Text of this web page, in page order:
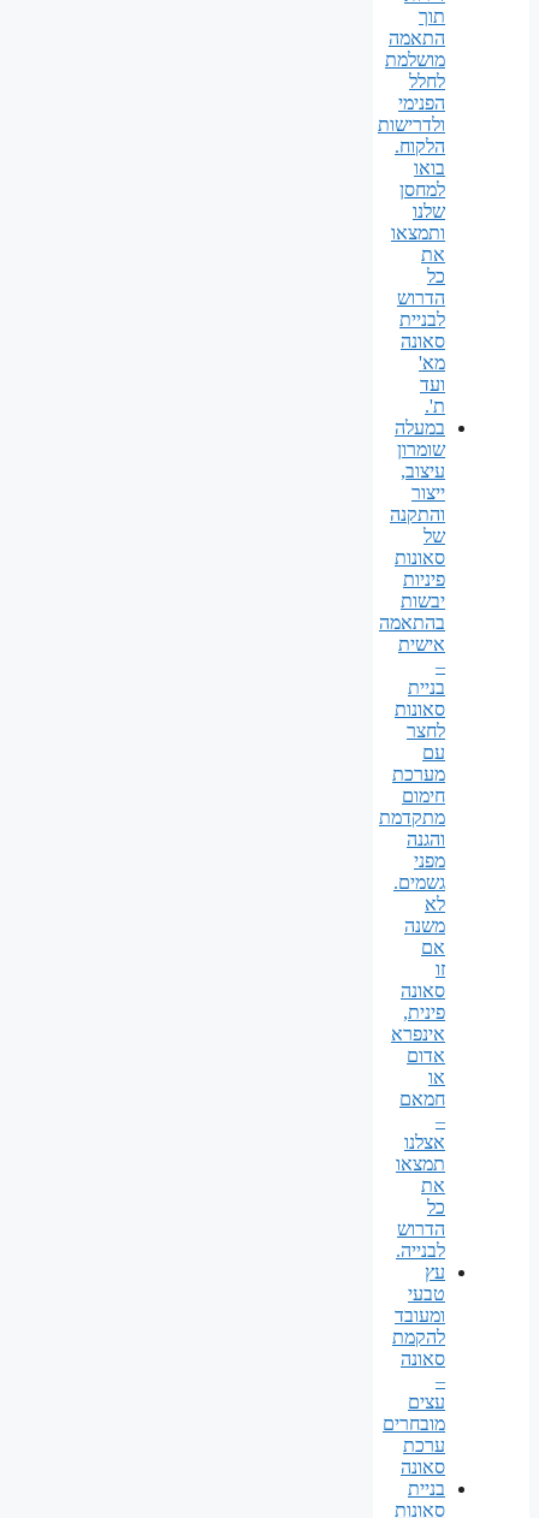
תוך
התאמה
מושלמת
לחלל
הפנימי
ולדרישות
הלקוח.
בואו
למחסן
שלנו
ותמצאו
את
כל
הדרוש
לבניית
סאונה
מא'
ועד
ת'.
במעלה
שומרון
עיצוב,
ייצור
והתקנה
של
סאונות
פיניות
יבשות
בהתאמה
אישית
–
בניית
סאונות
לחצר
עם
מערכת
חימום
מתקדמת
והגנה
מפני
גשמים.
לא
משנה
אם
זו
סאונה
פינית,
אינפרא
אדום
או
חמאם
–
אצלנו
תמצאו
את
כל
הדרוש
לבנייה.
עץ
טבעי
ומעובד
להקמת
סאונה
–
עצים
מובחרים
ערכת
סאונה
בניית
סאונות